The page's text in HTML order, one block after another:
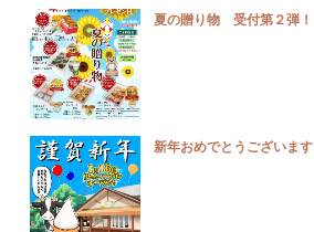
夏の贈り物 受付第２弾！
新年おめでとうございます